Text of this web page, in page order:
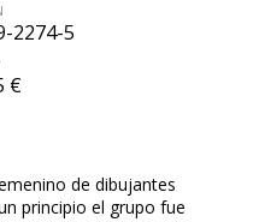
2274-5
€
de dibujantes
principio el grupo fue
PUBLICADO